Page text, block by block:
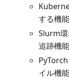
する機能
Slurm環
追跡機能
イル機能